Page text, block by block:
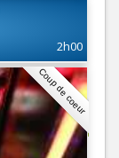
2h00
Coup de coeur